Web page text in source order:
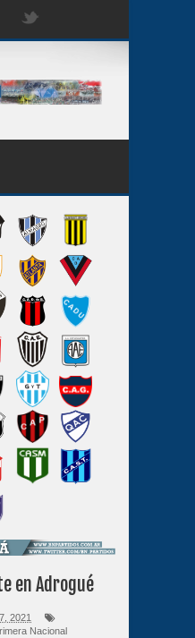
en Adrogué
2021
Nacional